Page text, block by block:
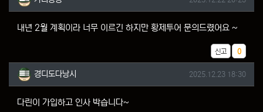
내년 2월 계획이라 너무 이르긴 하지만 황제투어 문의드렸어요 ~
신고 추천
0
경디도다낭시님의 댓글
경디도다낭시 작성일
2025.12.23 18:30
다린이 가입하고 인사 박습니다~